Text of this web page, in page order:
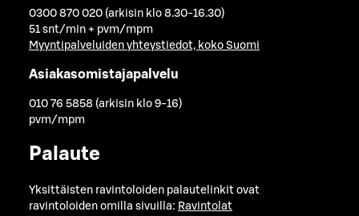
0300 870 020 (arkisin klo 8.30-16.30)
51 snt/min + pvm/mpm
Myyntipalveluiden yhteystiedot, koko Suomi
Asiakasomistajapalvelu
010 76 5858 (arkisin klo 9-16)
pvm/mpm
Palaute
Yksittäisten ravintoloiden palautelinkit ovat
ravintoloiden omilla sivuilla: Ravintolat